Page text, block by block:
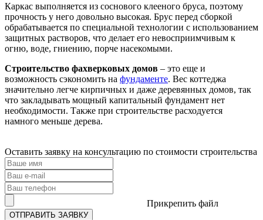
Каркас выполняется из соснового клееного бруса, поэтому
прочность у него довольно высокая. Брус перед сборкой
обрабатывается по специальной технологии с использованием
защитных растворов, что делает его невосприимчивым к
огню, воде, гниению, порче насекомыми.
Строительство фахверковых домов – это еще и
возможность сэкономить на фундаменте. Вес коттеджа
значительно легче кирпичных и даже деревянных домов, так
что закладывать мощный капитальный фундамент нет
необходимости. Также при строительстве расходуется
намного меньше дерева.
Оставить заявку на консультацию по стоимости строительства
Прикрепить файл